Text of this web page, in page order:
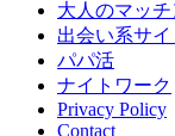
大人のマッチ
出会い系サイ
パパ活
ナイトワーク
Privacy Policy
Contact